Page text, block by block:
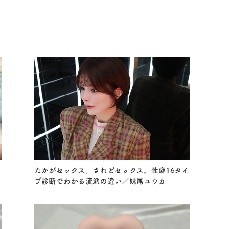
たかがセックス。されどセックス。性癖16タイ
プ診断でわかる流派の違い／妹尾ユウカ